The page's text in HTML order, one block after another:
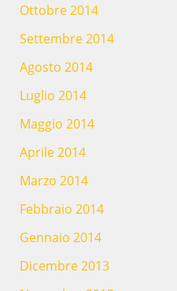
Ottobre 2014
Settembre 2014
Agosto 2014
Luglio 2014
Maggio 2014
Aprile 2014
Marzo 2014
Febbraio 2014
Gennaio 2014
Dicembre 2013